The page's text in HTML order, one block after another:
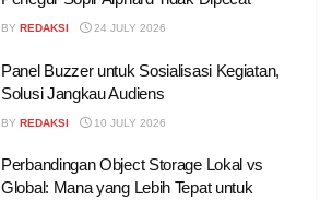
BY REDAKSI 24 JULY 2026
Panel Buzzer untuk Sosialisasi Kegiatan,
Solusi Jangkau Audiens
BY REDAKSI 10 JULY 2026
Perbandingan Object Storage Lokal vs
Global: Mana yang Lebih Tepat untuk